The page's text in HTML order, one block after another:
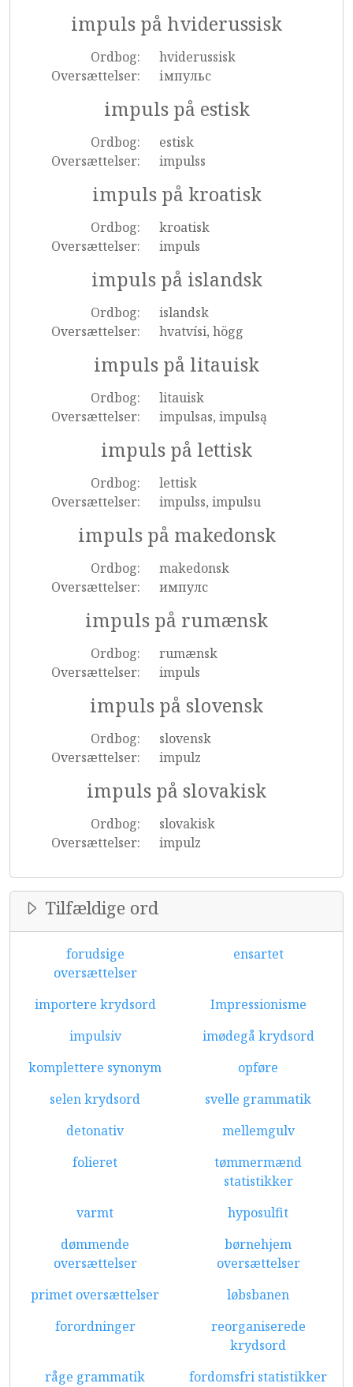
impuls på hviderussisk
Ordbog:
hviderussisk
Oversættelser:
імпульс
impuls på estisk
Ordbog:
estisk
Oversættelser:
impulss
impuls på kroatisk
Ordbog:
kroatisk
Oversættelser:
impuls
impuls på islandsk
Ordbog:
islandsk
Oversættelser:
hvatvísi, högg
impuls på litauisk
Ordbog:
litauisk
Oversættelser:
impulsas, impulsą
impuls på lettisk
Ordbog:
lettisk
Oversættelser:
impulss, impulsu
impuls på makedonsk
Ordbog:
makedonsk
Oversættelser:
импулс
impuls på rumænsk
Ordbog:
rumænsk
Oversættelser:
impuls
impuls på slovensk
Ordbog:
slovensk
Oversættelser:
impulz
impuls på slovakisk
Ordbog:
slovakisk
Oversættelser:
impulz
Tilfældige ord
forudsige
oversættelser
ensartet
importere krydsord
Impressionisme
impulsiv
imødegå krydsord
komplettere synonym
opføre
selen krydsord
svelle grammatik
detonativ
mellemgulv
folieret
tømmermænd
statistikker
varmt
hyposulfit
dømmende
oversættelser
børnehjem
oversættelser
primet oversættelser
løbsbanen
forordninger
reorganiserede
krydsord
råge grammatik
fordomsfri statistikker